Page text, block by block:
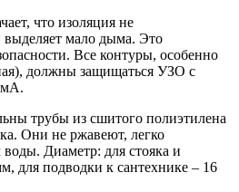
что изоляция не
выделяет мало дыма. Это
Все контуры, особенно
должны защищаться УЗО с
мА.
трубы из сшитого полиэтилена
Они не ржавеют, легко
Диаметр: для стояка и
для подводки к сантехнике – 16